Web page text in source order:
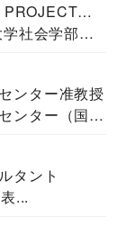
PROJECT
会福祉士
社会学部福
ンター准教授
ンター（国際
タント
...